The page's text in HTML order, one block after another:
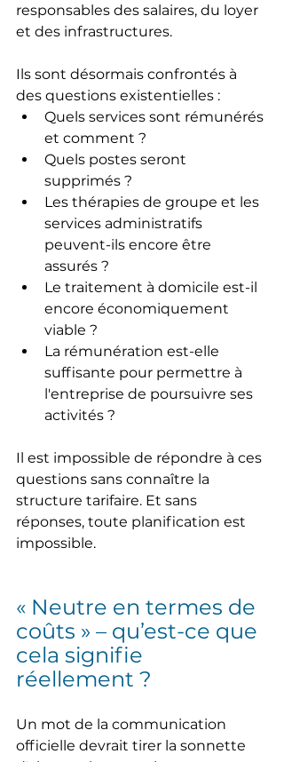
responsables des salaires, du loyer
et des infrastructures.
Ils sont désormais confrontés à
des questions existentielles :
Quels services sont rémunérés
et comment ?
Quels postes seront
supprimés ?
Les thérapies de groupe et les
services administratifs
peuvent-ils encore être
assurés ?
Le traitement à domicile est-il
encore économiquement
viable ?
La rémunération est-elle
suffisante pour permettre à
l'entreprise de poursuivre ses
activités ?
Il est impossible de répondre à ces
questions sans connaître la
structure tarifaire. Et sans
réponses, toute planification est
impossible.
« Neutre en termes de
coûts » – qu’est-ce que
cela signifie
réellement ?
Un mot de la communication
officielle devrait tirer la sonnette